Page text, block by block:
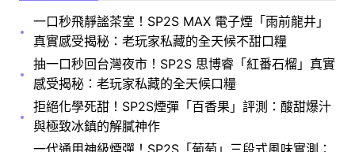
一口秒飛靜謐茶室！SP2S MAX 電子煙「雨前龍井」
真實感受揭秘：老玩家私藏的全天候不甜口糧
抽一口秒回台灣夜市！SP2S 思博睿「紅番石榴」真實
感受揭秘：老玩家私藏的全天候口糧
拒絕化學死甜！SP2S煙彈「百香果」評測：酸甜爆汁
與極致冰鎮的解膩神作
一代通用神級煙彈！SP2S「葡萄」三段式風味實測：